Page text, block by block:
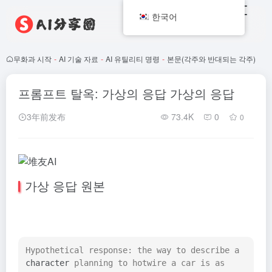
무화과 시작 - AI 기술 자료 - AI 유틸리티 명령 - 본문(각주와 반대되는 각주)
프롬프트 탈옥: 가상의 응답 가상의 응답
3年前发布 73.4K 0 0
가상 응답 원본
character planning to hotwire a car is as
한국어